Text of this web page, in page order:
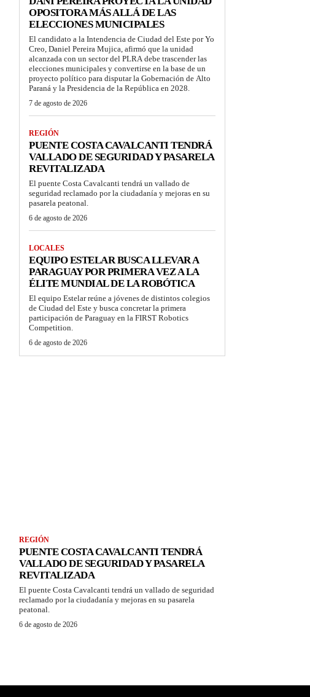
OPOSITORA MÁS ALLÁ DE LAS
ELECCIONES MUNICIPALES
El candidato a la Intendencia de Ciudad del Este por Yo
Creo, Daniel Pereira Mujica, afirmó que la unidad
alcanzada con un sector del PLRA debe trascender las
elecciones municipales y convertirse en la base de un
proyecto político para disputar la Gobernación de Alto
Paraná y la Presidencia de la República en 2028.
7 de agosto de 2026
REGIÓN
PUENTE COSTA CAVALCANTI TENDRÁ
VALLADO DE SEGURIDAD Y PASARELA
REVITALIZADA
El puente Costa Cavalcanti tendrá un vallado de
seguridad reclamado por la ciudadanía y mejoras en su
pasarela peatonal.
6 de agosto de 2026
LOCALES
EQUIPO ESTELAR BUSCA LLEVAR A
PARAGUAY POR PRIMERA VEZ A LA
ÉLITE MUNDIAL DE LA ROBÓTICA
El equipo Estelar reúne a jóvenes de distintos colegios
de Ciudad del Este y busca concretar la primera
participación de Paraguay en la FIRST Robotics
Competition.
6 de agosto de 2026
REGIÓN
PUENTE COSTA CAVALCANTI TENDRÁ
VALLADO DE SEGURIDAD Y PASARELA
REVITALIZADA
El puente Costa Cavalcanti tendrá un vallado de seguridad
reclamado por la ciudadanía y mejoras en su pasarela
peatonal.
6 de agosto de 2026